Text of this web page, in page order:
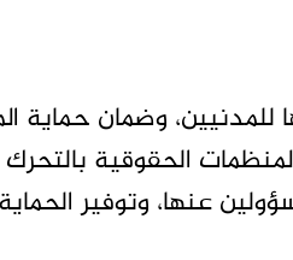
وضمان حماية
الحقوقية
عنها، وتوفير